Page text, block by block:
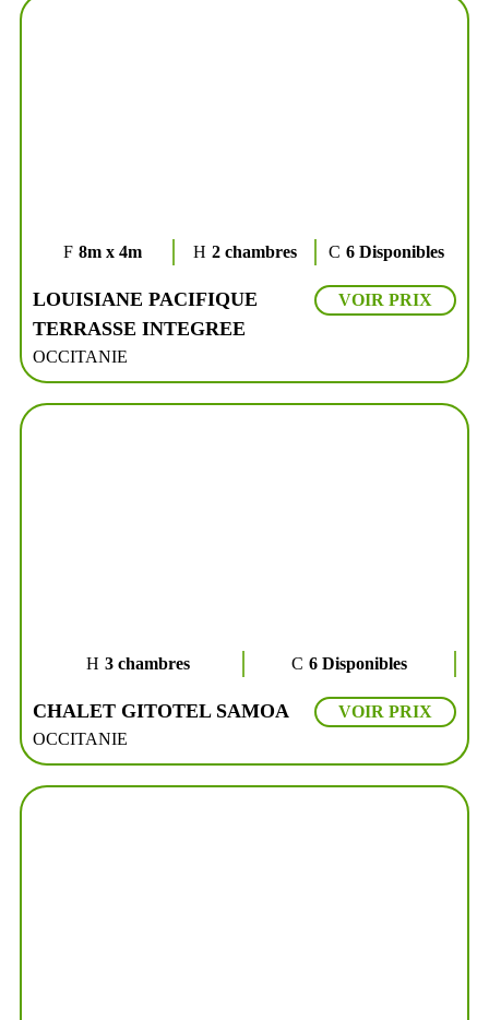
8m x 4m 2 chambres 6 Disponibles
LOUISIANE PACIFIQUE
TERRASSE INTEGREE
OCCITANIE
VOIR PRIX
3 chambres 6 Disponibles
CHALET GITOTEL SAMOA
OCCITANIE
VOIR PRIX